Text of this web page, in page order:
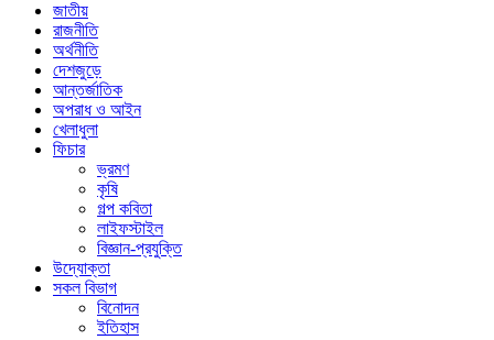
জাতীয়
রাজনীতি
অর্থনীতি
দেশজুড়ে
আন্তর্জাতিক
অপরাধ ও আইন
খেলাধুলা
ফিচার
ভ্রমণ
কৃষি
গল্প ক‌বিতা
লাইফস্টাইল
বিজ্ঞান-প্রযুক্তি
উদ্যোক্তা
সকল বিভাগ
বিনোদন
ইতিহাস